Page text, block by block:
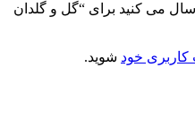
می کنید برای “گل و گلدان
خود شوید.